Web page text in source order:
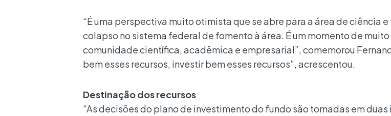
“É uma perspectiva muito otimista que se abre para a área de ciência
colapso no sistema federal de fomento à área. É um momento de
comunidade científica, acadêmica e empresarial”, comemorou
bem esses recursos, investir bem esses recursos”, acrescentou.
Destinação dos recursos
“As decisões do plano de investimento do fundo são tomadas em